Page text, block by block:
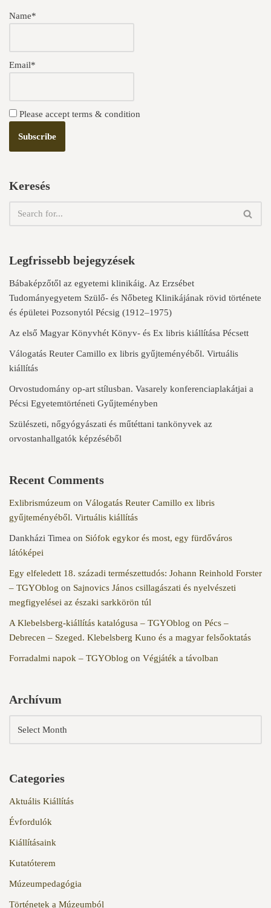
Name*
Email*
Please accept terms & condition
Keresés
Legfrissebb bejegyzések
Bábaképzőtől az egyetemi klinikáig. Az Erzsébet
Tudományegyetem Szülő- és Nőbeteg Klinikájának rövid története
és épületei Pozsonytól Pécsig (1912–1975)
Az első Magyar Könyvhét Könyv- és Ex libris kiállítása Pécsett
Válogatás Reuter Camillo ex libris gyűjteményéből. Virtuális
kiállítás
Orvostudomány op-art stílusban. Vasarely konferenciaplakátjai a
Pécsi Egyetemtörténeti Gyűjteményben
Szülészeti, nőgyógyászati és műtéttani tankönyvek az
orvostanhallgatók képzéséből
Recent Comments
Exlibrismúzeum on Válogatás Reuter Camillo ex libris
gyűjteményéből. Virtuális kiállítás
Dankházi Timea on Siófok egykor és most, egy fürdőváros
látóképei
Egy elfeledett 18. századi természettudós: Johann Reinhold Forster
– TGYOblog on Sajnovics János csillagászati és nyelvészeti
megfigyelései az északi sarkkörön túl
A Klebelsberg-kiállítás katalógusa – TGYOblog on Pécs –
Debrecen – Szeged. Klebelsberg Kuno és a magyar felsőoktatás
Forradalmi napok – TGYOblog on Végjáték a távolban
Archívum
Categories
Aktuális Kiállítás
Évfordulók
Kiállításaink
Kutatóterem
Múzeumpedagógia
Történetek a Múzeumból